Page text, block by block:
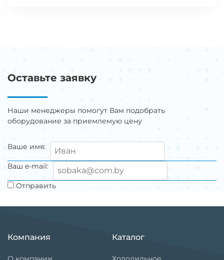
Оставьте заявку
Наши менеджеры помогут Вам подобрать
оборудование за приемлемую цену
Ваше имя:
Ваш e-mail:
Отправить
Компания Каталог